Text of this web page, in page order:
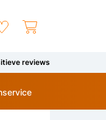
reviews